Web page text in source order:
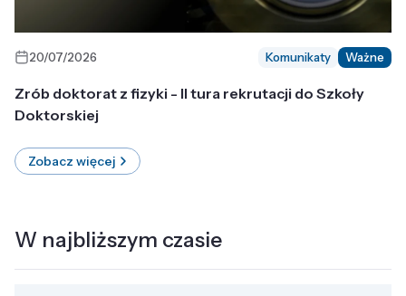
20/07/2026 Komunikaty Ważne
Zrób doktorat z fizyki - II tura rekrutacji do Szkoły
Doktorskiej
Zobacz więcej
W najbliższym czasie